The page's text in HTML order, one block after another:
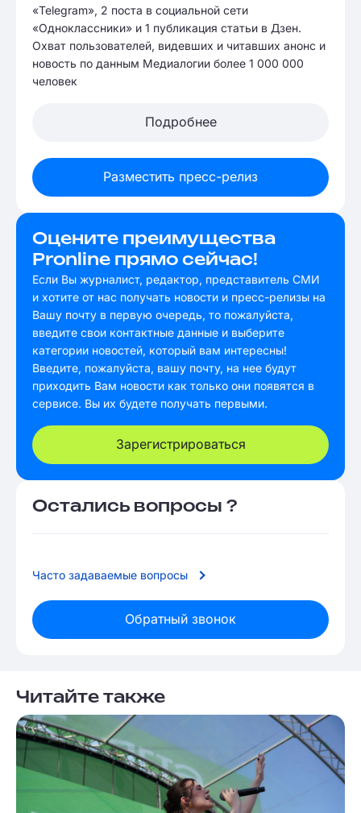
«Telegram», 2 поста в социальной сети
«Одноклассники» и 1 публикация статьи в Дзен.
Охват пользователей, видевших и читавших анонс и
новость по данным Медиалогии более 1 000 000
человек
Подробнее
Разместить пресс-релиз
Оцените преимущества
Pronline прямо сейчас!
Если Вы журналист, редактор, представитель СМИ
и хотите от нас получать новости и пресс-релизы на
Вашу почту в первую очередь, то пожалуйста,
введите свои контактные данные и выберите
категории новостей, который вам интересны!
Введите, пожалуйста, вашу почту, на нее будут
приходить Вам новости как только они появятся в
сервисе. Вы их будете получать первыми.
Зарегистрироваться
Остались вопросы ?
Часто задаваемые вопросы
Обратный звонок
Читайте также